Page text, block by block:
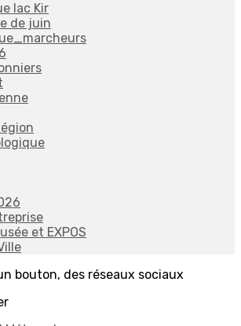
lac Kir
de juin
et EXPOS
bouton, des réseaux sociaux